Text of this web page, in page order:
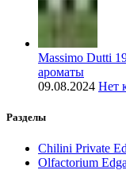
Massimo Dutti
ароматы
09.08.2024 Нет
Разделы
Chilini Private
Olfactorium